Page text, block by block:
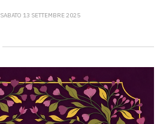
SABATO 13 SETTEMBRE 2025